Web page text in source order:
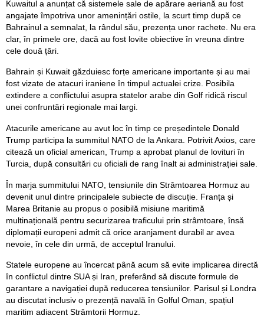
Kuwaitul a anunțat că sistemele sale de apărare aeriană au fost
angajate împotriva unor amenințări ostile, la scurt timp după ce
Bahrainul a semnalat, la rândul său, prezența unor rachete. Nu era
clar, în primele ore, dacă au fost lovite obiective în vreuna dintre
cele două țări.
Bahrain și Kuwait găzduiesc forțe americane importante și au mai
fost vizate de atacuri iraniene în timpul actualei crize. Posibila
extindere a conflictului asupra statelor arabe din Golf ridică riscul
unei confruntări regionale mai largi.
Atacurile americane au avut loc în timp ce președintele Donald
Trump participa la summitul NATO de la Ankara. Potrivit Axios, care
citează un oficial american, Trump a aprobat planul de lovituri în
Turcia, după consultări cu oficiali de rang înalt ai administrației sale.
În marja summitului NATO, tensiunile din Strâmtoarea Hormuz au
devenit unul dintre principalele subiecte de discuție. Franța și
Marea Britanie au propus o posibilă misiune maritimă
multinațională pentru securizarea traficului prin strâmtoare, însă
diplomații europeni admit că orice aranjament durabil ar avea
nevoie, în cele din urmă, de acceptul Iranului.
Statele europene au încercat până acum să evite implicarea directă
în conflictul dintre SUA și Iran, preferând să discute formule de
garantare a navigației după reducerea tensiunilor. Parisul și Londra
au discutat inclusiv o prezență navală în Golful Oman, spațiul
maritim adiacent Strâmtorii Hormuz.